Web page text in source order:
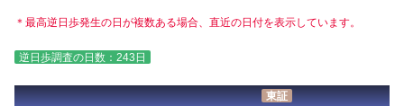
＊最高逆日歩発生の日が複数ある場合、直近の日付を表示しています。
逆日歩調査の日数：243日
東証